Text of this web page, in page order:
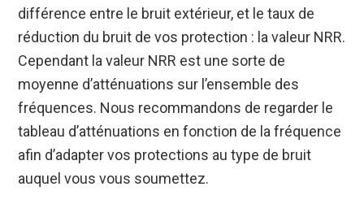
différence entre le bruit extérieur, et le taux de
réduction du bruit de vos protection : la valeur NRR.
Cependant la valeur NRR est une sorte de
moyenne d’atténuations sur l’ensemble des
fréquences. Nous recommandons de regarder le
tableau d’atténuations en fonction de la fréquence
afin d’adapter vos protections au type de bruit
auquel vous vous soumettez.